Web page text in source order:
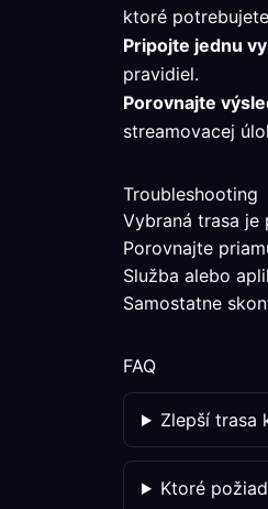
ktoré
Pripojte jednu
pravidiel.
Porovnajte
streamovacej
Troubleshooting
Vybraná trasa je
Porovnajte
Služba alebo
Samostatne
FAQ
Zlepší trasa
Ktoré